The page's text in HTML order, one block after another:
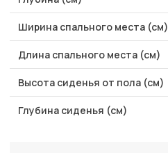
Ширина спального места (см)
Длина спального места (см)
Высота сиденья от пола (см)
Глубина сиденья (см)